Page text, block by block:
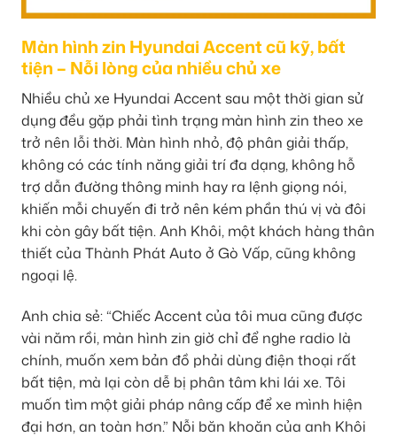
Màn hình zin Hyundai Accent cũ kỹ, bất
tiện – Nỗi lòng của nhiều chủ xe
Nhiều chủ xe Hyundai Accent sau một thời gian sử
dụng đều gặp phải tình trạng màn hình zin theo xe
trở nên lỗi thời. Màn hình nhỏ, độ phân giải thấp,
không có các tính năng giải trí đa dạng, không hỗ
trợ dẫn đường thông minh hay ra lệnh giọng nói,
khiến mỗi chuyến đi trở nên kém phần thú vị và đôi
khi còn gây bất tiện. Anh Khôi, một khách hàng thân
thiết của Thành Phát Auto ở Gò Vấp, cũng không
ngoại lệ.
Anh chia sẻ: “Chiếc Accent của tôi mua cũng được
vài năm rồi, màn hình zin giờ chỉ để nghe radio là
chính, muốn xem bản đồ phải dùng điện thoại rất
bất tiện, mà lại còn dễ bị phân tâm khi lái xe. Tôi
muốn tìm một giải pháp nâng cấp để xe mình hiện
đại hơn, an toàn hơn.” Nỗi băn khoăn của anh Khôi